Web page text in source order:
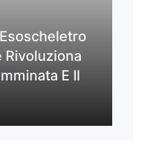
Rivoluziona
E Il